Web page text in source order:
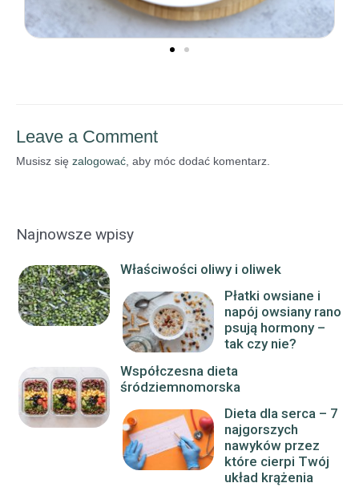
Leave a Comment
Musisz się zalogować , aby móc dodać komentarz.
Najnowsze wpisy
Właściwości oliwy i oliwek
Płatki owsiane i
napój owsiany rano
psują hormony –
tak czy nie?
Współczesna dieta
śródziemnomorska
Dieta dla serca – 7
najgorszych
nawyków przez
które cierpi Twój
układ krążenia